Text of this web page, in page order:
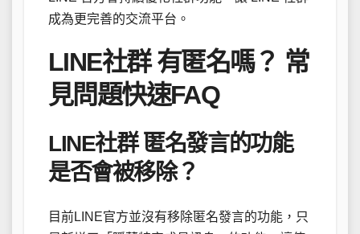
成為更完善的交流平台。
LINE社群 有匿名嗎？ 常
見問題快速FAQ
LINE社群 匿名發言的功能
是否會被移除？
目前LINE官方並沒有移除匿名發言的功能，只